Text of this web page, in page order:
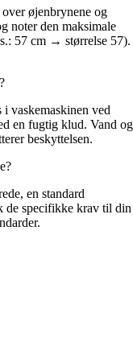
øjenbrynene og
noter den maksimale
57 cm → størrelse 57).
vaskemaskinen ved
en fugtig klud. Vand og
beskyttelsen.
en standard
de specifikke krav til din